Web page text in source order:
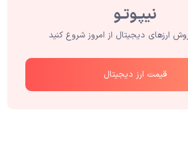
ارزهای دیجیتال از امروز شروع کنید
قیمت ارز دیجیتال